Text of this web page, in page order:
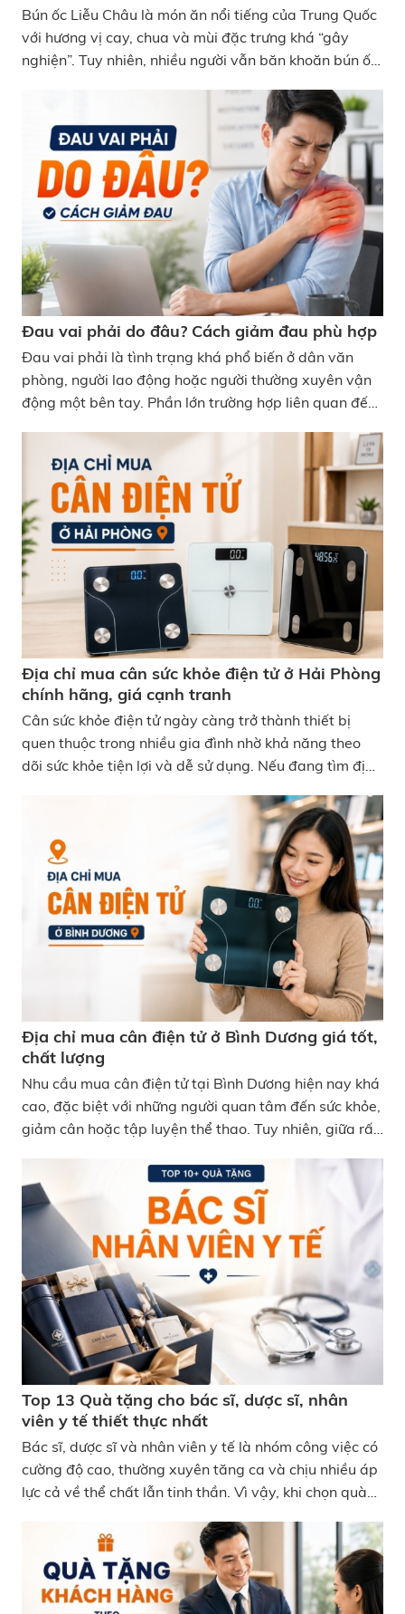
Bún ốc Liễu Châu là món ăn nổi tiếng của Trung Quốc
với hương vị cay, chua và mùi đặc trưng khá “gây
nghiện”. Tuy nhiên, nhiều người vẫn băn khoăn bún ốc
tăng cân hay không. Mọi thắc mắc sẽ được giải đáp
chi tiết ngay dưới đây. Bún ốc Liễu Châu bao nhiêu
calo? Ăn có béo không?
Đau vai phải do đâu? Cách giảm đau phù hợp
Đau vai phải là tình trạng khá phổ biến ở dân văn
phòng, người lao động hoặc người thường xuyên vận
động một bên tay. Phần lớn trường hợp liên quan đến
thiện nếu điều chỉnh đúng cách. Đau vai phải do
đâu? Cách giảm đau phù hợp
Địa chỉ mua cân sức khỏe điện tử ở Hải Phòng
chính hãng, giá cạnh tranh
Cân sức khỏe điện tử ngày càng trở thành thiết bị
quen thuộc trong nhiều gia đình nhờ khả năng theo
dõi sức khỏe tiện lợi và dễ sử dụng. Nếu đang tìm địa
hiện có khá nhiều lựa chọn từ siêu thị điện máy lớn đến
các cửa hàng công nghệ và thiết bị chăm sóc sức
khỏe chuyên dụng. Địa chỉ mua cân điện tử ở Hải
Phòng chính hãng, giá cạnh tranh
Địa chỉ mua cân điện tử ở Bình Dương giá tốt,
chất lượng
Nhu cầu mua cân điện tử tại Bình Dương hiện nay khá
cao, đặc biệt với những người quan tâm đến sức khỏe,
giảm cân hoặc tập luyện thể thao. Tuy nhiên, giữa rất
nào cũng bán sản phẩm chính hãng và có chính sách
bảo hành rõ ràng. Dưới đây là địa chỉ mua cân điện tử
ở Bình Dương giá tốt chất lượng nhất. Địa chỉ mua cân
điện tử ở Bình Dương giá tốt, chất lượng
Top 13 Quà tặng cho bác sĩ, dược sĩ, nhân
viên y tế thiết thực nhất
Bác sĩ, dược sĩ và nhân viên y tế là nhóm công việc có
cường độ cao, thường xuyên tăng ca và chịu nhiều áp
lực cả về thể chất lẫn tinh thần. Vì vậy, khi chọn quà
dụng thực tế thường được đánh giá cao hơn những
món quà mang tính hình thức. Nếu bạn đang tìm quà
tặng cho bác sĩ, dược sĩ, nhân viên y tế, dưới đây là
những gợi ý vừa thiết thực vừa dễ tạo thiện cảm. Top